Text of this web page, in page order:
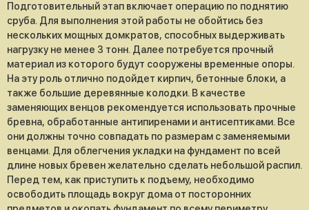
Подготовительный этап включает операцию по поднятию
сруба. Для выполнения этой работы не обойтись без
нескольких мощных домкратов, способных выдерживать
нагрузку не менее 3 тонн. Далее потребуется прочный
материал из которого будут сооружены временные опоры.
На эту роль отлично подойдет кирпич, бетонные блоки, а
также большие деревянные колодки. В качестве
заменяющих венцов рекомендуется использовать прочные
бревна, обработанные антипиренами и антисептиками. Все
они должны точно совпадать по размерам с заменяемыми
венцами. Для облегчения укладки на фундамент по всей
длине новых бревен желательно сделать небольшой распил.
Перед тем, как приступить к подъему, необходимо
освободить площадь вокруг дома от посторонних